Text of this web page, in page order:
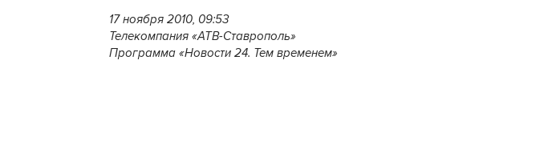
17 ноября 2010, 09:53
Телекомпания «АТВ-Ставрополь»
Программа «Новости 24. Тем временем»